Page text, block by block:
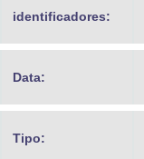
identificadores:
Data:
Tipo: